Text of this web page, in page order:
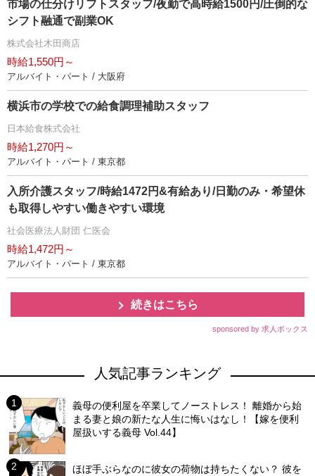
市場の仕分けリフトスタッフ/夜勤で高時給1500円/圧倒的な
シフト融通で副業OK
株式会社木田商店
時給1,550円～
アルバイト・パート / 大阪府
横浜市の学校での給食調理補助スタッフ
日本給食株式会社
時給1,270円～
アルバイト・パート / 東京都
入所介護スタッフ/時給1472円&有給あり/日勤のみ・希望休
も取得しやすい働きやすい環境
社会医療法人財団 仁医会
時給1,472円～
アルバイト・パート / 東京都
続きはこちら
sponsored by 求人ボックス
人気記事ランキング
義母の便利屋を卒業してノーストレス！ 離婚から始
まる妻と娘の新たな人生に悔いはなし！【嫁を便利
屋扱いする義母 Vol.44】
ほぼ手ぶらなのに彼女の荷物は持ちたくない？ 彼を